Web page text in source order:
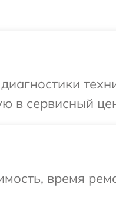
в сервисный
время